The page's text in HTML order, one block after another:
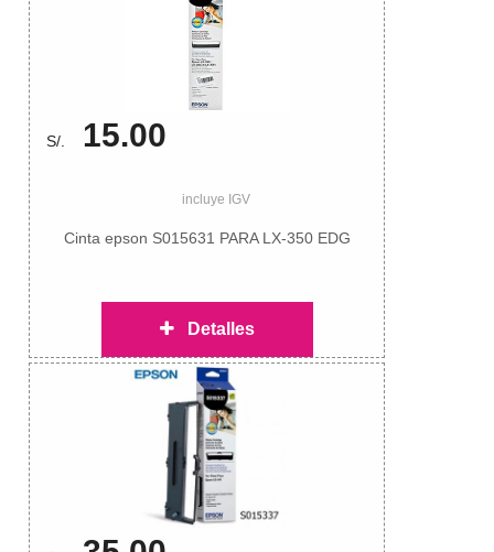
S/. 15.00
incluye IGV
Cinta epson S015631 PARA LX-350 EDG
Detalles